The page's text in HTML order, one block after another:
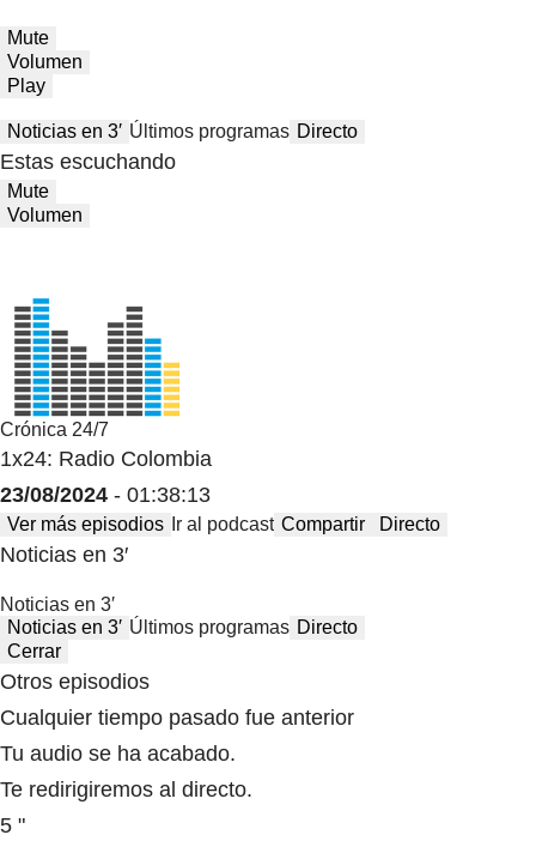
Mute
Volumen
Play
Noticias en 3′ Últimos programas Directo
Estas escuchando
Mute
Volumen
Crónica 24/7
1x24: Radio Colombia
23/08/2024 - 01:38:13
Ver más episodios Ir al podcast Compartir Directo
Noticias en 3′
Noticias en 3′
Noticias en 3′ Últimos programas Directo
Cerrar
Otros episodios
Cualquier tiempo pasado fue anterior
Tu audio se ha acabado.
Te redirigiremos al directo.
5 "